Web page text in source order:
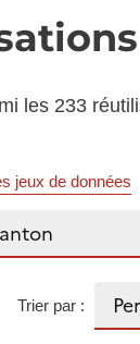
les 233
jeux de données
Trier par :